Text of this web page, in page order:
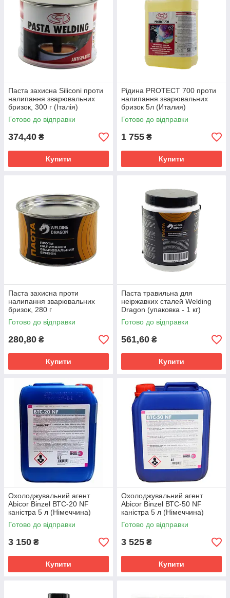
Паста захисна Siliconi проти
налипання зварювальних
бризок, 300 г (Італія)
Готово до відправки
374,40 ₴
Купити
Рідина PROTECT 700 проти
налипання зварювальних
бризок 5л (Италия)
Готово до відправки
1 755 ₴
Купити
Паста захисна проти
налипання зварювальних
бризок, 280 г
Готово до відправки
280,80 ₴
Купити
Паста травильна для
неіржавких сталей Welding
Dragon (упаковка - 1 кг)
Готово до відправки
561,60 ₴
Купити
Охолоджувальний агент
Abicor Binzel ВТС-20 NF
каністра 5 л (Німеччина)
Готово до відправки
3 150 ₴
Купити
Охолоджувальний агент
Abicor Binzel ВТС-50 NF
каністра 5 л (Німеччина)
Готово до відправки
3 525 ₴
Купити